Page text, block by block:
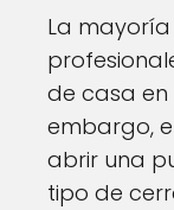
La
de casa en
embargo,
abrir una
tipo de